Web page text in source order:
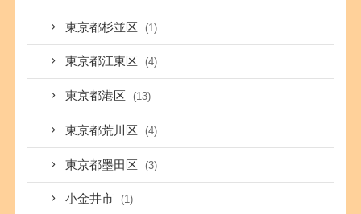
東京都杉並区 (1)
東京都江東区 (4)
東京都港区 (13)
東京都荒川区 (4)
東京都墨田区 (3)
小金井市 (1)